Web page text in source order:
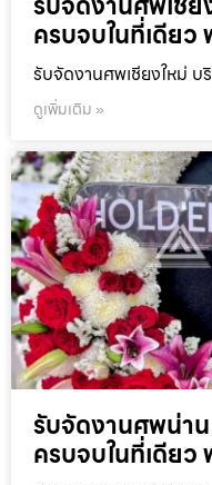
ครบจบในที่เดียว
รับจัดงานศพเชียงใหม่
ดูเพิ่มเติม »
รับจัดงานศพน่า
ครบจบในที่เดียว